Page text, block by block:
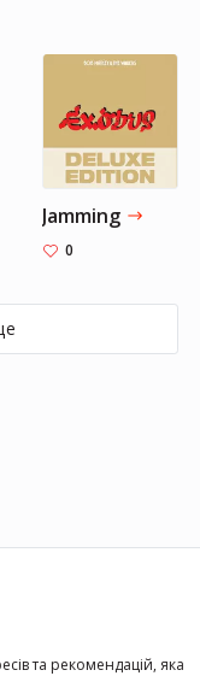
Jamming
0
та рекомендацій, яка